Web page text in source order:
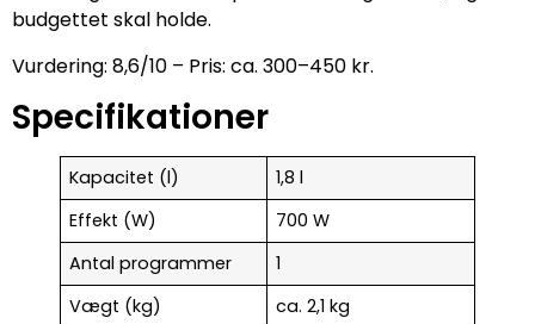
budgettet skal holde.
Vurdering: 8,6/10 – Pris: ca. 300–450 kr.
Specifikationer
Kapacitet (l)
1,8 l
Effekt (W)
700 W
Antal programmer
1
Vægt (kg)
ca. 2,1 kg